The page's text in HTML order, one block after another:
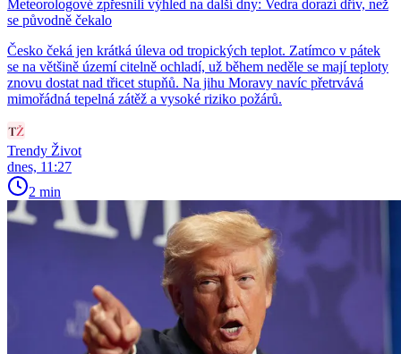
Meteorologové zpřesnili výhled na další dny: Vedra dorazí dřív, než
se původně čekalo
Česko čeká jen krátká úleva od tropických teplot. Zatímco v pátek
se na většině území citelně ochladí, už během neděle se mají teploty
znovu dostat nad třicet stupňů. Na jihu Moravy navíc přetrvává
mimořádná tepelná zátěž a vysoké riziko požárů.
Trendy Život
dnes, 11:27
2 min